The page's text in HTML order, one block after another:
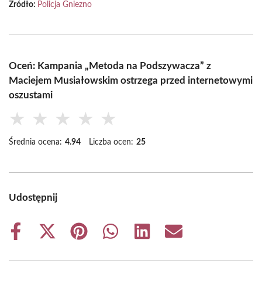
Źródło: Policja Gniezno
Oceń: Kampania „Metoda na Podszywacza” z
Maciejem Musiałowskim ostrzega przed internetowymi
oszustami
★ ★ ★ ★ ★
Średnia ocena: 4.94 Liczba ocen: 25
Udostępnij
Share
Share
(Twitter)
Share
Share
Share
Share